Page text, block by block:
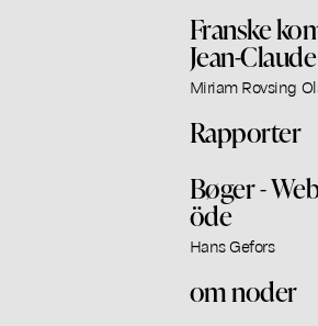
Franske
Jean-
Miriam Rovsing
Rapporter
Bøger -
öde
Hans Gefors
om noder